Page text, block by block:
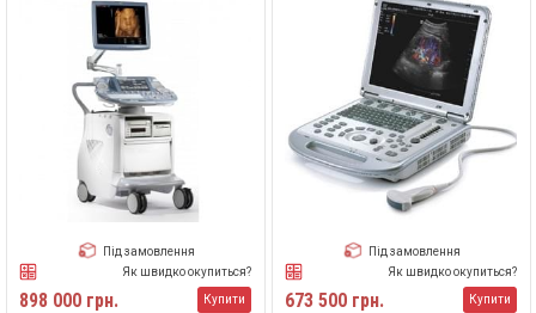
Під замовлення
Як швидко окупиться?
898 000 грн. Купити
Під замовлення
Як швидко окупиться?
673 500 грн. Купити